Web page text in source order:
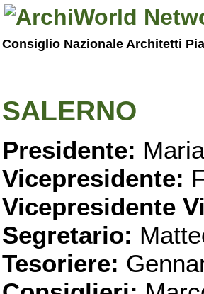
Consiglio Nazionale Architetti
SALERNO
Presidente:
Vicepresidente:
Vicepresidente
Segretario:
Tesoriere: